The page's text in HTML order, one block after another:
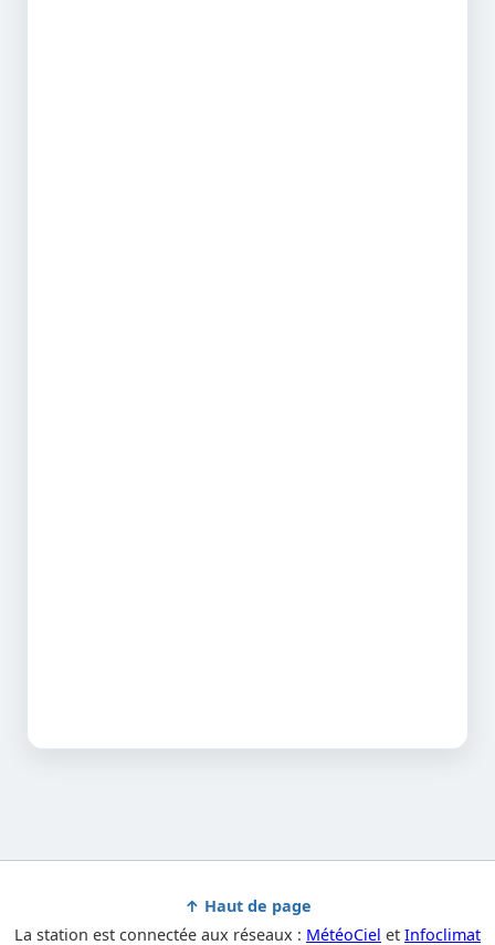
↑ Haut de page
La station est connectée aux réseaux : MétéoCiel et Infoclimat